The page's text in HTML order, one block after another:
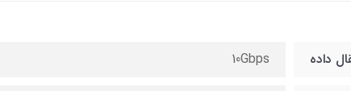
داده 10Gbps